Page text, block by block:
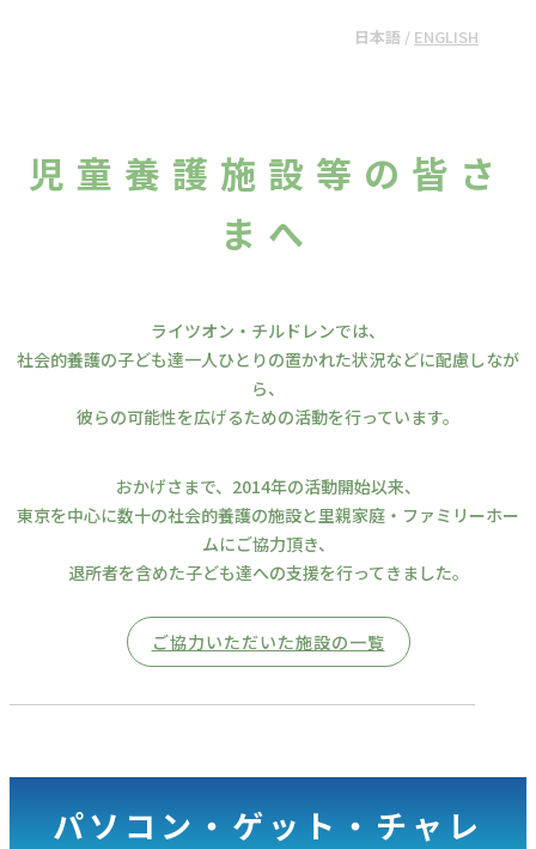
日本語 / ENGLISH
児童養護施設等の皆さ
まへ
ライツオン・チルドレンでは、
社会的養護の子ども達一人ひとりの置かれた状況などに配慮しなが
ら、
彼らの可能性を広げるための活動を行っています。
おかげさまで、2014年の活動開始以来、
東京を中心に数十の社会的養護の施設と里親家庭・ファミリーホー
ムにご協力頂き、
退所者を含めた子ども達への支援を行ってきました。
ご協力いただいた施設の一覧
パソコン・ゲット・チャレ